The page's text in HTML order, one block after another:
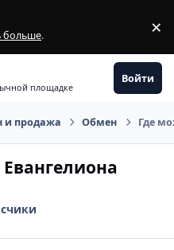
больше. ×
площадке
Войти
и продажа Обмен Где